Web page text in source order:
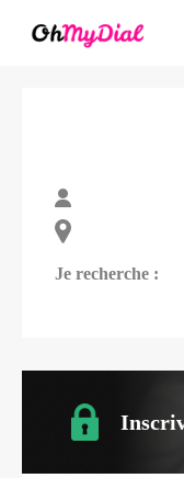
Je recherche :